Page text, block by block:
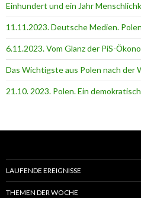
Einhundert und ein Jahr
11.11.2023. Deutsche Medien.
6.11.2023. Vom Glanz der PiS-
Das Wichtigste aus Polen nach der
21.10. 2023. Polen. Ein
LAUFENDE EREIGNISSE
THEMEN DER WOCHE